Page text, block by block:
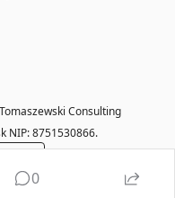
Consulting
NIP: 8751530866.
0